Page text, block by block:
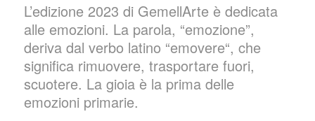
L’edizione 2023 di GemellArte è dedicata
alle emozioni. La parola, “emozione”,
deriva dal verbo latino “emovere“, che
significa rimuovere, trasportare fuori,
scuotere. La gioia è la prima delle
emozioni primarie.